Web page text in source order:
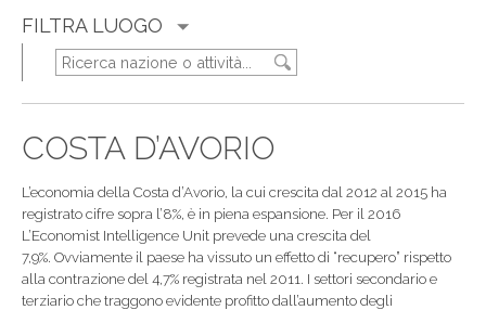
FILTRA LUOGO
COSTA D’AVORIO
L’economia della Costa d’Avorio, la cui crescita dal 2012 al 2015 ha
registrato cifre sopra l’8%, è in piena espansione. Per il 2016
L’Economist Intelligence Unit prevede una crescita del
7,9%. Ovviamente il paese ha vissuto un effetto di “recupero” rispetto
alla contrazione del 4,7% registrata nel 2011. I settori secondario e
terziario che traggono evidente profitto dall’aumento degli